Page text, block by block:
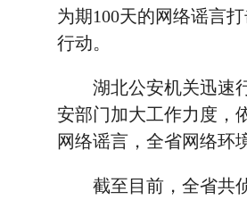
为期100天的网络谣言
行动。
湖北公安机关迅速
安部门加大工作力度，
网络谣言，全省网络环
截至目前，全省共